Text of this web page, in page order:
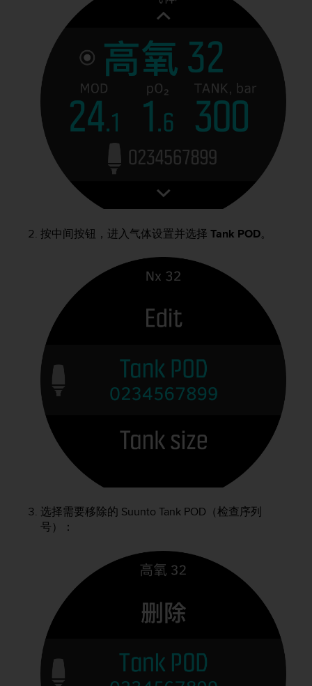
按中间按钮，进入气体设置并选择 Tank POD。
选择需要移除的 Suunto Tank POD （检查序列
号）：